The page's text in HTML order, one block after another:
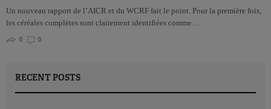
Un nouveau rapport de l’AICR et du WCRF fait le point. Pour la première fois,
les céréales complètes sont clairement identifiées comme…
0
0
RECENT POSTS